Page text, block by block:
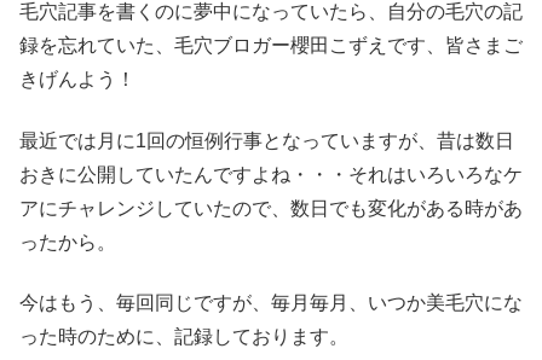
毛穴記事を書くのに夢中になっていたら、自分の毛穴の記
録を忘れていた、毛穴ブロガー櫻田こずえです、皆さまご
きげんよう！
最近では月に1回の恒例行事となっていますが、昔は数日
おきに公開していたんですよね・・・それはいろいろなケ
アにチャレンジしていたので、数日でも変化がある時があ
ったから。
今はもう、毎回同じですが、毎月毎月、いつか美毛穴にな
った時のために、記録しております。